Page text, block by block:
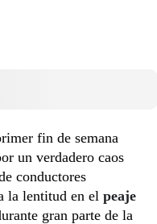
fin de semana
un verdadero caos
conductores
la lentitud en el peaje
gran parte de la